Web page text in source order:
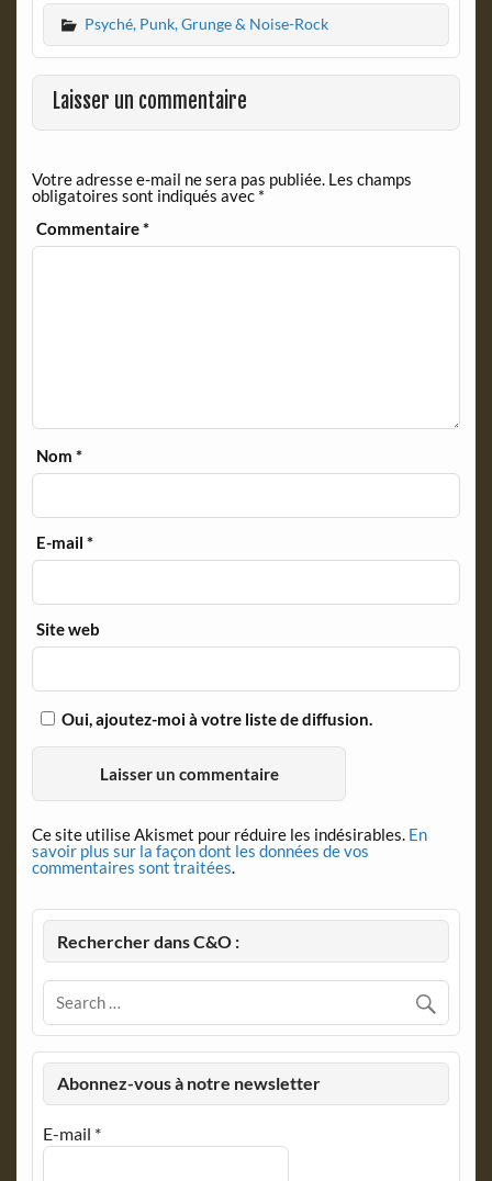
c
e
b
o
o
k
i
n
t
F
r
e
d
l
y
Psyché, Punk, Grunge & Noise-Rock
Laisser un commentaire
Votre adresse e-mail ne sera pas publiée. Les champs
obligatoires sont indiqués avec *
Commentaire*
Nom*
E-mail*
Site web
Oui, ajoutez-moi à votre liste de diffusion.
Ce site utilise Akismet pour réduire les indésirables. En
savoir plus sur la façon dont les données de vos
commentaires sont traitées.
Rechercher dans C&O :
Abonnez-vous à notre newsletter
E-mail *